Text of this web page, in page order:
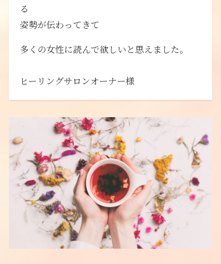
る
姿勢が伝わってきて
多くの女性に読んで欲しいと思えました。
ヒーリングサロンオーナー様